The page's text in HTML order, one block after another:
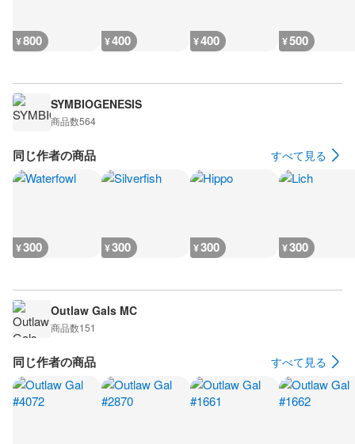
¥800 ¥400 ¥400 ¥500
SYMBIOGENESIS
商品数564
同じ作者の商品 すべて見る
¥300 ¥300 ¥300 ¥300
Outlaw Gals MC
商品数151
同じ作者の商品 すべて見る